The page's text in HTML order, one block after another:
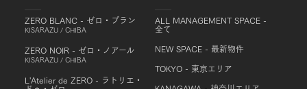
ZERO BLANC - ゼロ・ブラン
KISARAZU / CHIBA
ZERO NOIR - ゼロ・ノアール
KISARAZU / CHIBA
L'Atelier de ZERO - ラトリエ・
ALL MANAGEMENT SPACE -
全て
NEW SPACE - 最新物件
TOKYO - 東京エリア